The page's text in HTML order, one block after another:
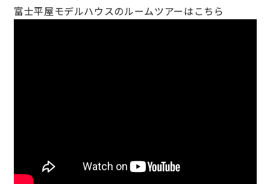
分譲住宅･不動産 スタッフブログ
動画ギャラリー 採用情報
富士平屋モデルハウスのルームツアーはこちら